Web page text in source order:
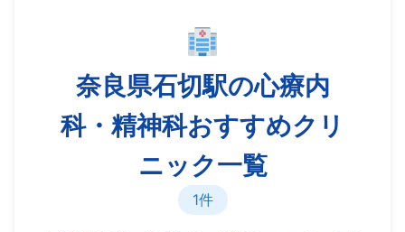
奈良県石切駅の心療内
科・精神科おすすめクリ
ニック一覧
1件